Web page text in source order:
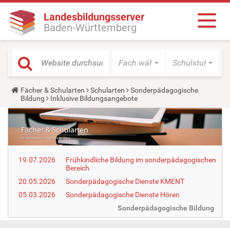
Landesbildungsserver
Baden-Württemberg
Fach wählen Schulstufe
Y
o
u
a
e
h
e
e
Fächer & Schularten Schularten
Sonderpädagogische
Bildung
Inklusive Bildungsangebote
19.07.2026
Frühkindliche Bildung im sonderpädagogischen
Bereich
20.05.2026
Sonderpädagogische Dienste KMENT
05.03.2026
Sonderpädagogische Dienste Hören
Sonderpädagogische Bildung